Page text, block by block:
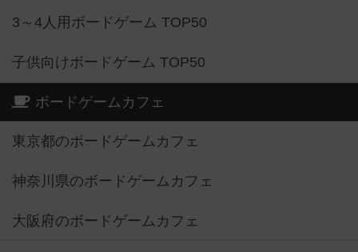
3～4人用ボードゲーム TOP50
子供向けボードゲーム TOP50
ボードゲームカフェ
東京都のボードゲームカフェ
神奈川県のボードゲームカフェ
大阪府のボードゲームカフェ